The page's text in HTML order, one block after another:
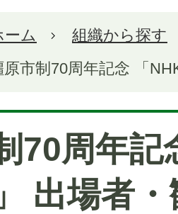
ーム
組織から探す
原市制70周年記念 「
70周年記
出場者